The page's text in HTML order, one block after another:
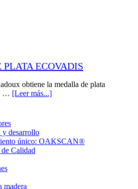
ECOVADIS
obtiene la medalla de plata
… [Leer más...]
y desarrollo
único: OAKSCAN®
Calidad
madera